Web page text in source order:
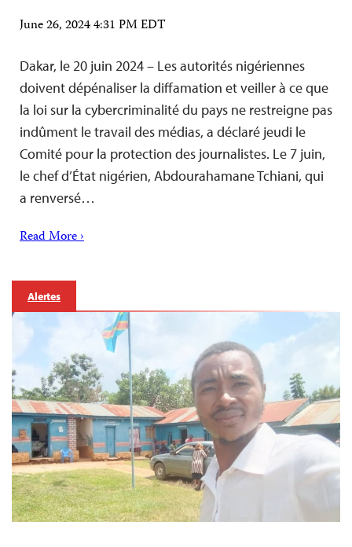
June 26, 2024 4:31 PM EDT
Dakar, le 20 juin 2024 – Les autorités nigériennes
doivent dépénaliser la diffamation et veiller à ce que
la loi sur la cybercriminalité du pays ne restreigne pas
indûment le travail des médias, a déclaré jeudi le
Comité pour la protection des journalistes. Le 7 juin,
le chef d’État nigérien, Abdourahamane Tchiani, qui
a renversé…
Read More ›
Alertes